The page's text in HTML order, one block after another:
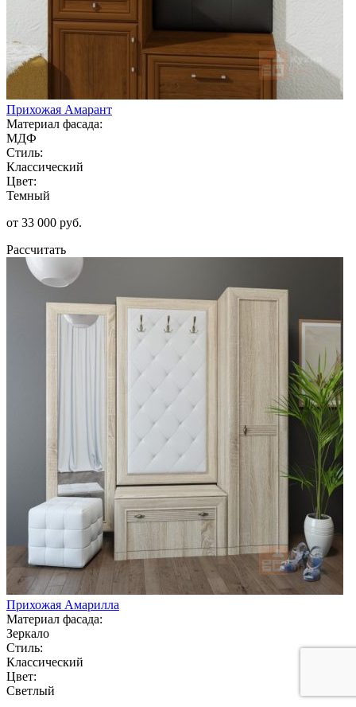
Прихожая Амарант
Материал фасада:
МДФ
Стиль:
Классический
Цвет:
Темный
от 33 000 руб.
Рассчитать
Прихожая Амарилла
Материал фасада:
Зеркало
Стиль:
Классический
Цвет:
Светлый